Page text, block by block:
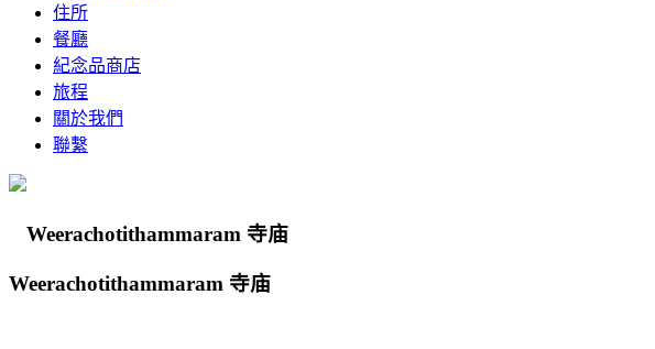
住所
餐廳
紀念品商店
旅程
關於我們
聯繫
Weerachotithammaram 寺庙
Weerachotithammaram 寺庙